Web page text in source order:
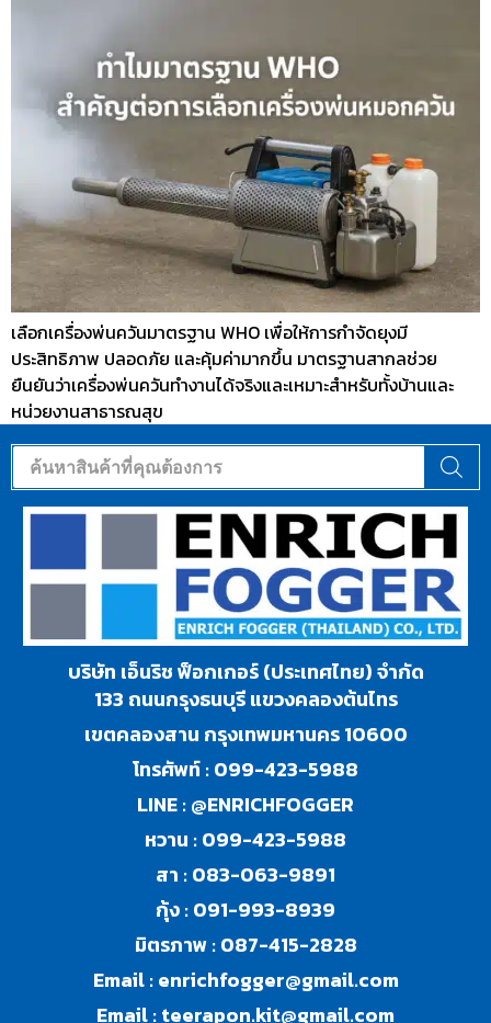
เลือกเครื่องพ่นควันมาตรฐาน WHO เพื่อให้การกำจัดยุงมี
ประสิทธิภาพ ปลอดภัย และคุ้มค่ามากขึ้น มาตรฐานสากลช่วย
ยืนยันว่าเครื่องพ่นควันทำงานได้จริงและเหมาะสำหรับทั้งบ้านและ
หน่วยงานสาธารณสุข
บริษัท เอ็นริช ฟ็อกเกอร์ (ประเทศไทย) จำกัด
133 ถนนกรุงธนบุรี แขวงคลองต้นไทร
เขตคลองสาน กรุงเทพมหานคร 10600
โทรศัพท์ :099-423-5988
LINE :@ENRICHFOGGER
หวาน :099-423-5988
สา :083-063-9891
กุ้ง :091-993-8939
มิตรภาพ :087-415-2828
Email :enrichfogger@gmail.com
Email :teerapon.kit@gmail.com